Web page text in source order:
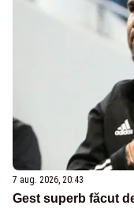
7 aug. 2026, 20:43
Gest superb făcut